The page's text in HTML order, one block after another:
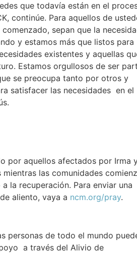
que todavía están en el
continúe. Para aquellos de
sepan que la
y estamos más que listos para
existentes y aquellas
Estamos orgullosos de ser
se preocupa tanto por otros y
satisfacer las necesidades en el
por aquellos afectados por Irma
las comunidades
la recuperación. Para enviar una
aliento, vaya a ncm.org/pray.
personas de todo el mundo
a través del Alivio de